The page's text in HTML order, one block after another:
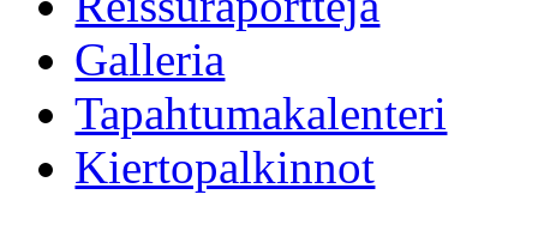
Galleria
Tapahtumakalenteri
Kiertopalkinnot